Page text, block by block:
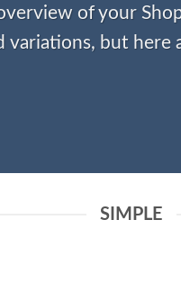
of your
variations, but here
SIMPLE